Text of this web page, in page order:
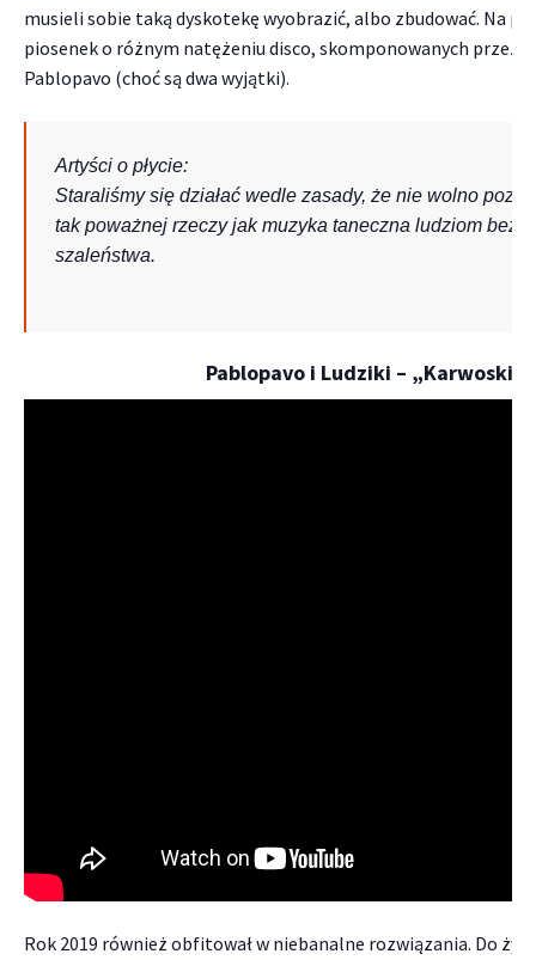
musieli sobie taką dyskotekę wyobrazić, albo zbudować. Na
piosenek o różnym natężeniu disco, skomponowanych przez
Pablopavo (choć są dwa wyjątki).
Artyści o płycie:
Staraliśmy się działać wedle zasady, że nie wolno
tak poważnej rzeczy jak muzyka taneczna ludziom bez
szaleństwa.
Pablopavo i Ludziki – „Karwoski“
Rok 2019 również obfitował w niebanalne rozwiązania. Do